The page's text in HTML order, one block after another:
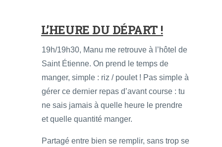
L’HEURE DU DÉPART !
19h/19h30, Manu me retrouve à l’hôtel de
Saint Étienne. On prend le temps de
manger, simple : riz / poulet ! Pas simple à
gérer ce dernier repas d’avant course : tu
ne sais jamais à quelle heure le prendre
et quelle quantité manger.
Partagé entre bien se remplir, sans trop se